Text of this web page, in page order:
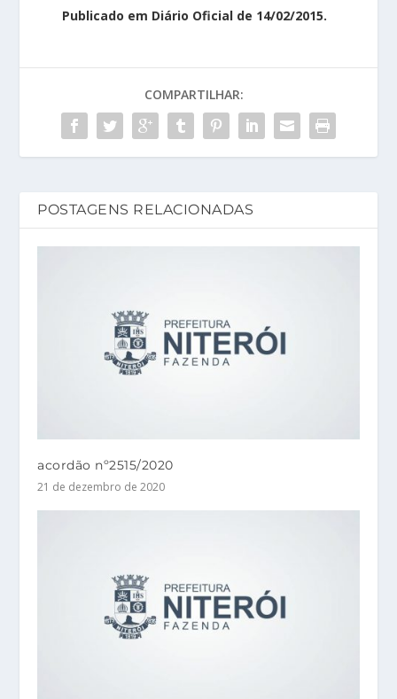
Publicado em Diário Oficial de 14/02/2015.
COMPARTILHAR:
POSTAGENS RELACIONADAS
acordão nº2515/2020
21 de dezembro de 2020